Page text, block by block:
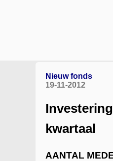
Nieuw fonds
19-11-2012
kwartaal
AANTAL